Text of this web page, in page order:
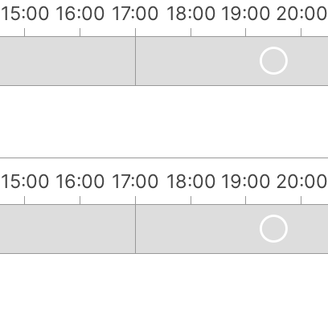
15:00 16:00 17:00 18:00 19:00 20:00
15:00 16:00 17:00 18:00 19:00 20:00